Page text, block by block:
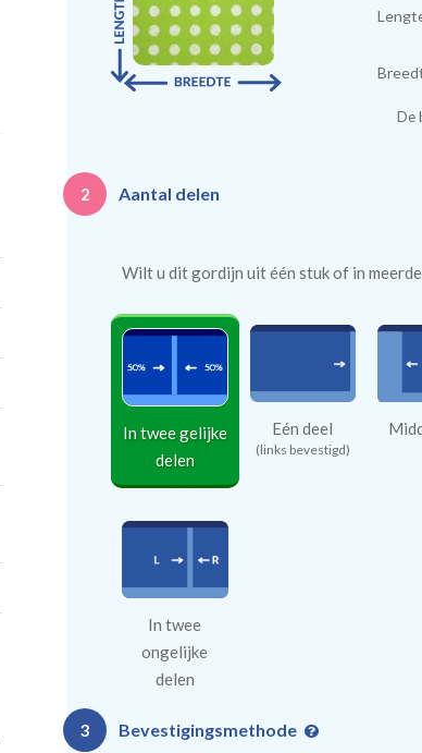
De
2 Aantal delen
Wilt u dit gordijn uit één stuk of in
In twee gelijke
delen
Eén deel
(links bevestigd)
In twee
ongelijke
delen
3 Bevestigingsmethode